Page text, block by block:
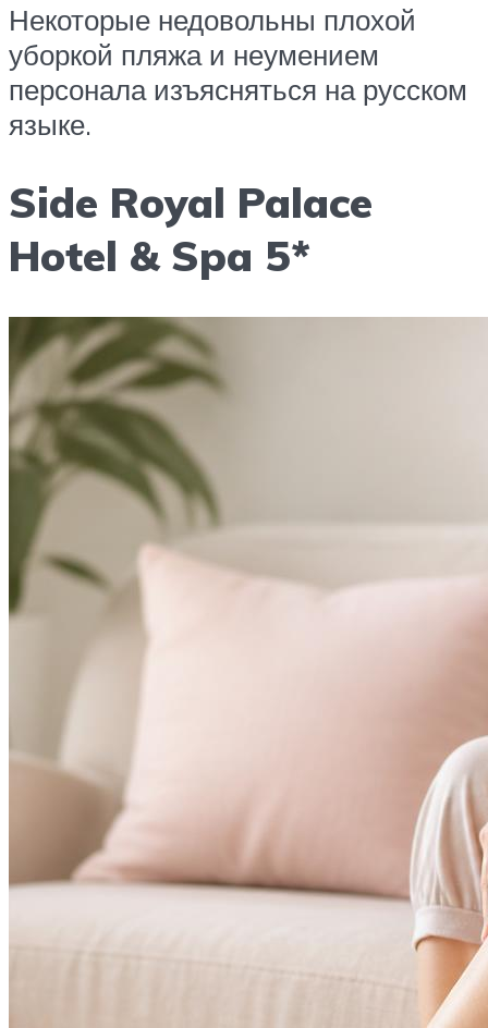
Некоторые недовольны плохой
уборкой пляжа и неумением
персонала изъясняться на русском
языке.
Side Royal Palace
Hotel & Spa 5*